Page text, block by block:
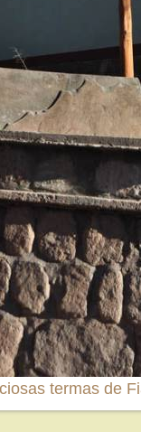
termas de